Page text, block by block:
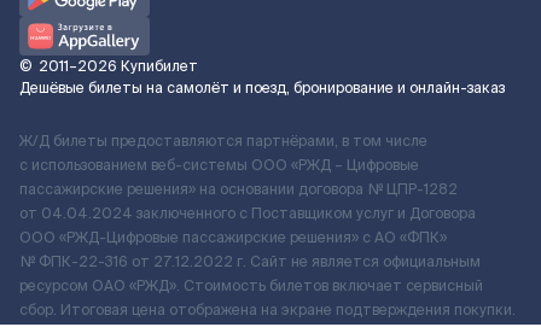
© 2011–2026 Купибилет
Дешёвые билеты на самолёт и поезд, бронирование и онлайн-заказ
Ж/Д билеты предоставляются партнёрами, в том числе
с использованием веб-системы ООО «РЖД – Цифровые
пассажирские решения» на основании договора № ЦПР-1282
от 04.04.2024 заключенного с Поставщиком услуг и Договора
ООО «РЖД-Цифровые пассажирские решения» c АО «ФПК»
№ ФПК-22-316 от 27.12.2022 г. Сайт не является официальным
ресурсом ОАО «РЖД». Стоимость билетов включает сервисный
сбор. Итоговая цена отображена на экране подтверждения покупки.